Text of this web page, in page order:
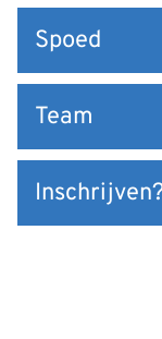
Spoed
Team